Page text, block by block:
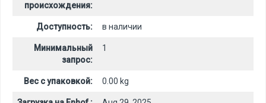
происхождения:
Доступность: в наличии
Минимальный
запрос:
1
Вес с упаковкой: 0.00 kg